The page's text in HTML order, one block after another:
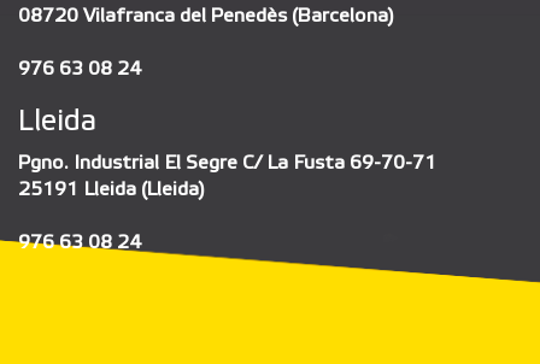
08720 Vilafranca del Penedès (Barcelona)
976 63 08 24
Lleida
Pgno. Industrial El Segre C/ La Fusta 69-70-71
25191 Lleida (Lleida)
976 63 08 24